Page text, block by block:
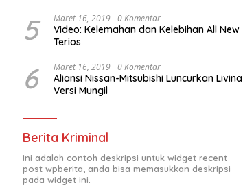
5 Maret 16, 2019 0 Komentar
Video: Kelemahan dan Kelebihan All New
Terios
6 Maret 16, 2019 0 Komentar
Aliansi Nissan-Mitsubishi Luncurkan Livina
Versi Mungil
Berita Kriminal
Ini adalah contoh deskripsi untuk widget recent
post wpberita, anda bisa memasukkan deskripsi
pada widget ini.